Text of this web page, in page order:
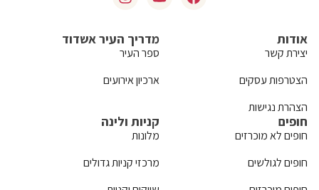
אודות
יצירת קשר
הצטרפות עסקים
הצהרת נגישות
מדריך העיר אשדוד
ספר העיר
ארכיון אירועים
חופים
חופים לא מוכרזים
חופים לגולשים
קניות ולינה
מלונות
מרכזי קניות גדולים